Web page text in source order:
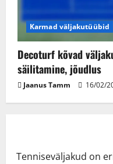
Karmad väljakutüübid
Decoturf kõvad
säilitamine, jõudlus
Jaanus Tamm 16/02/
Tenniseväljakud on